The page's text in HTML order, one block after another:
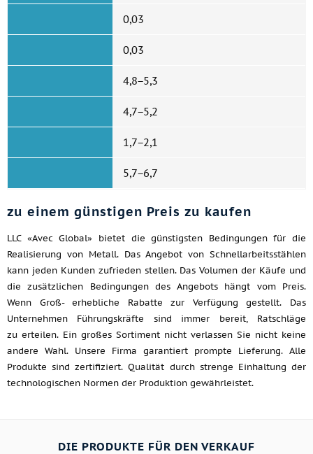
0,03
0,03
4,8−5,3
4,7−5,2
1,7−2,1
5,7−6,7
zu einem günstigen Preis zu kaufen
LLC «Avec Global» bietet die günstigsten Bedingungen für die
Realisierung von Metall. Das Angebot von Schnellarbeitsstählen
kann jeden Kunden zufrieden stellen. Das Volumen der Käufe und
die zusätzlichen Bedingungen des Angebots hängt vom Preis.
Wenn Groß- erhebliche Rabatte zur Verfügung gestellt. Das
Unternehmen Führungskräfte sind immer bereit, Ratschläge
zu erteilen. Ein großes Sortiment nicht verlassen Sie nicht keine
andere Wahl. Unsere Firma garantiert prompte Lieferung. Alle
Produkte sind zertifiziert. Qualität durch strenge Einhaltung der
technologischen Normen der Produktion gewährleistet.
DIE PRODUKTE FÜR DEN VERKAUF